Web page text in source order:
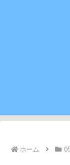
ホーム